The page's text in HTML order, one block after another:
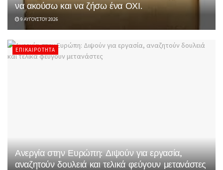
να ακούσω και να ζήσω ένα ΟΧΙ.
9 ΑΥΓΟΎΣΤΟΥ 2026
ΕΠΙΚΑΙΡΌΤΗΤΑ
Ανεργία στην Ευρώπη: Διψούν για εργασία,
αναζητούν δουλειά και τελικά φεύγουν μετανάστες